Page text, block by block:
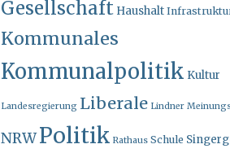
Gesellschaft Haushalt
Kommunales
Kommunalpolitik Kultur
Landesregierung Liberale Lindner
NRWPolitik Rathaus Schule